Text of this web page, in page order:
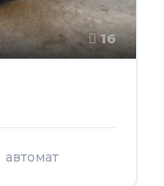
16
автомат